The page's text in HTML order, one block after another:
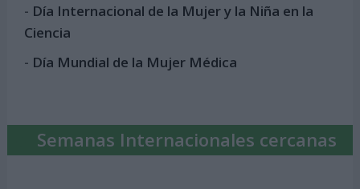
- Día Internacional de la Mujer y la Niña en la
Ciencia
- Día Mundial de la Mujer Médica
Semanas Internacionales cercanas